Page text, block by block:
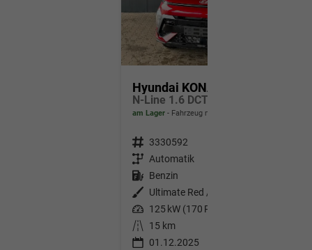
Hyundai KONA
am Lager Fahrzeug mit Tageszulassung
Fahrzeugnr. 3330592
Getriebe Automatik
Kraftstoff Benzin
Außenfarbe
Ultimate Red / Dach Schwarz
Leistung 125 kW (170 PS)
Kilometerstand
15 km
01.12.2025